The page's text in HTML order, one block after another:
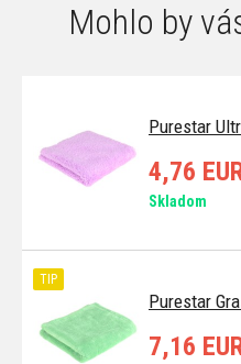
Mohlo by
Purestar
4,76
Skladom
Purestar
TIP
7,16